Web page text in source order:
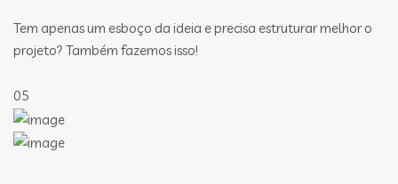
Tem apenas um esboço da ideia e precisa estruturar melhor o
projeto? Também fazemos isso!
05